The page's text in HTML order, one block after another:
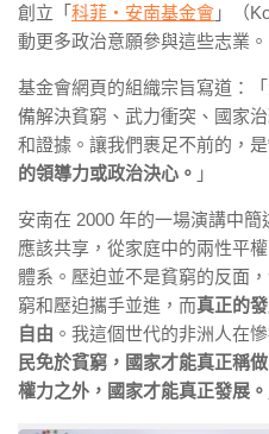
創立「 科菲・安南基金會 」（
動更多政治意願參與這些志業。
基金會網頁的組織宗旨寫道：
備解決貧窮、武力衝突、國家
和證據。讓我們裹足不前的，是
的領導力或政治決心。 」
安南在 2000 年的一場演講中
應該共享，從家庭中的兩性平
體系。壓迫並不是貧窮的反面
窮和壓迫攜手並進，而真正的
自由 。我這個世代的非洲人在
民免於貧窮，國家才能真正稱
權力之外，國家才能真正發展。